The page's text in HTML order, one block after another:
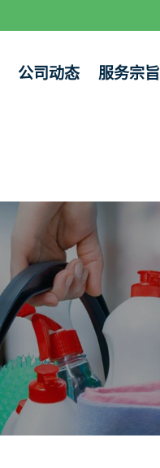
公司动态 服务宗旨